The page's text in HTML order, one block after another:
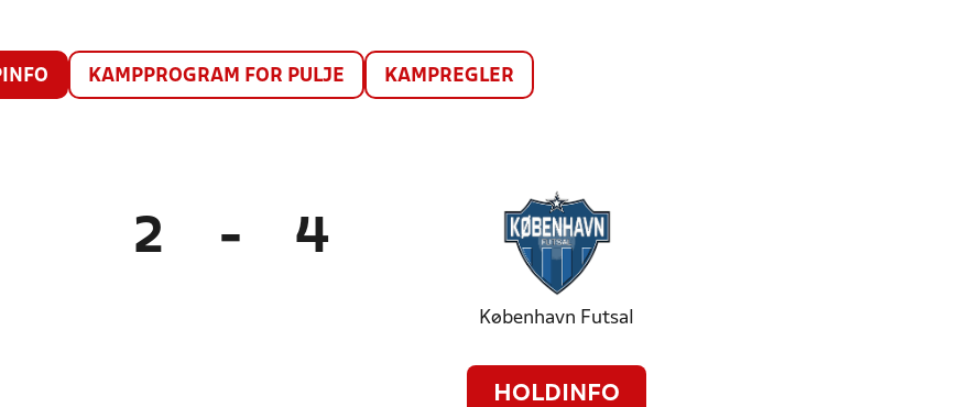
KAMPPROGRAM FOR PULJE KAMPREGLER
2 - 4
København Futsal
HOLDINFO